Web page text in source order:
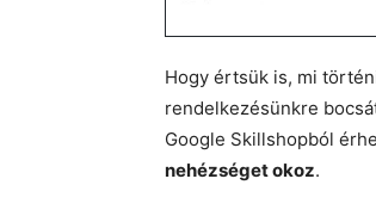
Hogy értsük is, mi
rendelkezésünkre
Google Skillshopból
nehézséget okoz.